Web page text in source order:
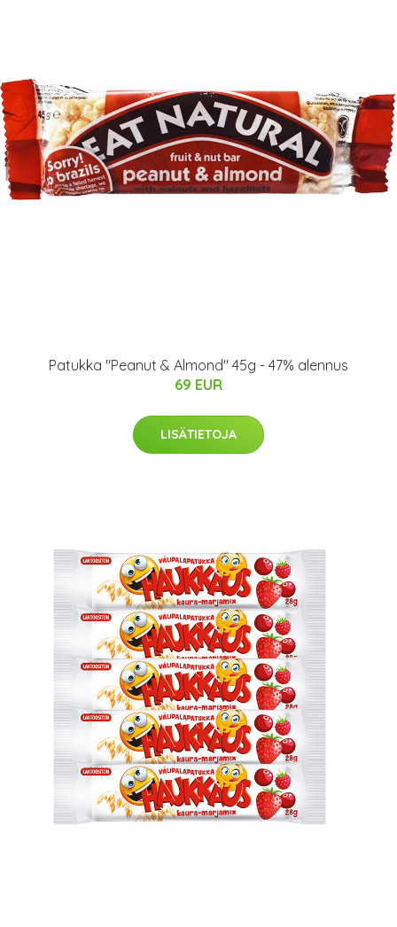
Patukka "Peanut & Almond" 45g - 47% alennus
69 EUR
LISÄTIETOJA